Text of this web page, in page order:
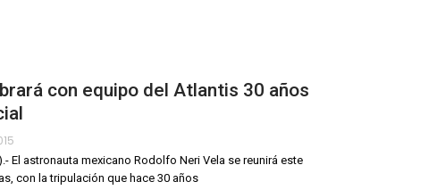
con equipo del Atlantis 30 años
El astronauta mexicano Rodolfo Neri Vela se reunirá este
con la tripulación que hace 30 años